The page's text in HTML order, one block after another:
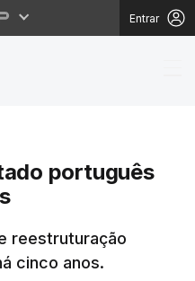
Entrar
ao
português
reestruturação
cinco anos.